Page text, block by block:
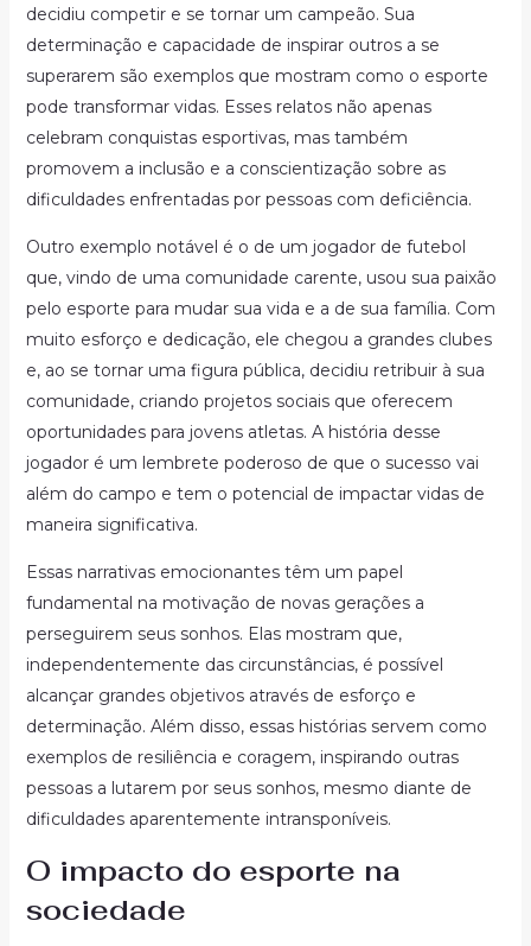
decidiu competir e se tornar um campeão. Sua
determinação e capacidade de inspirar outros a se
superarem são exemplos que mostram como o esporte
pode transformar vidas. Esses relatos não apenas
celebram conquistas esportivas, mas também
promovem a inclusão e a conscientização sobre as
dificuldades enfrentadas por pessoas com deficiência.
Outro exemplo notável é o de um jogador de futebol
que, vindo de uma comunidade carente, usou sua paixão
pelo esporte para mudar sua vida e a de sua família. Com
muito esforço e dedicação, ele chegou a grandes clubes
e, ao se tornar uma figura pública, decidiu retribuir à sua
comunidade, criando projetos sociais que oferecem
oportunidades para jovens atletas. A história desse
jogador é um lembrete poderoso de que o sucesso vai
além do campo e tem o potencial de impactar vidas de
maneira significativa.
Essas narrativas emocionantes têm um papel
fundamental na motivação de novas gerações a
perseguirem seus sonhos. Elas mostram que,
independentemente das circunstâncias, é possível
alcançar grandes objetivos através de esforço e
determinação. Além disso, essas histórias servem como
exemplos de resiliência e coragem, inspirando outras
pessoas a lutarem por seus sonhos, mesmo diante de
dificuldades aparentemente intransponíveis.
O impacto do esporte na
sociedade